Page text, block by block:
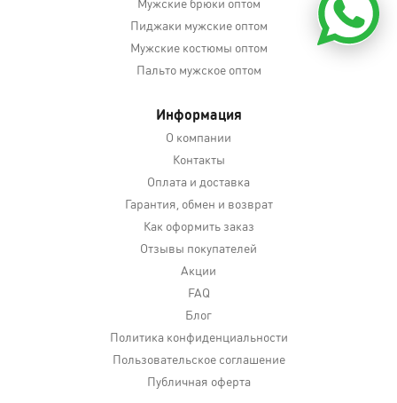
Пиджаки мужские оптом
Мужские костюмы оптом
Пальто мужское оптом
Информация
О компании
Контакты
Оплата и доставка
Гарантия, обмен и возврат
Как оформить заказ
Отзывы покупателей
Акции
FAQ
Блог
Политика конфиденциальности
Пользовательское соглашение
Публичная оферта